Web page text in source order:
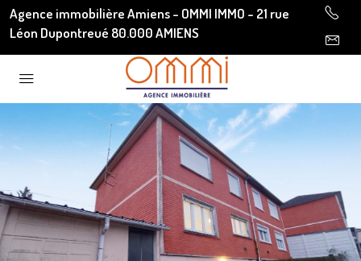
Agence immobilière Amiens - OMMI IMMO - 21 rue
Léon Dupontreué 80.000 AMIENS